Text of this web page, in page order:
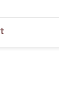
la cuptor